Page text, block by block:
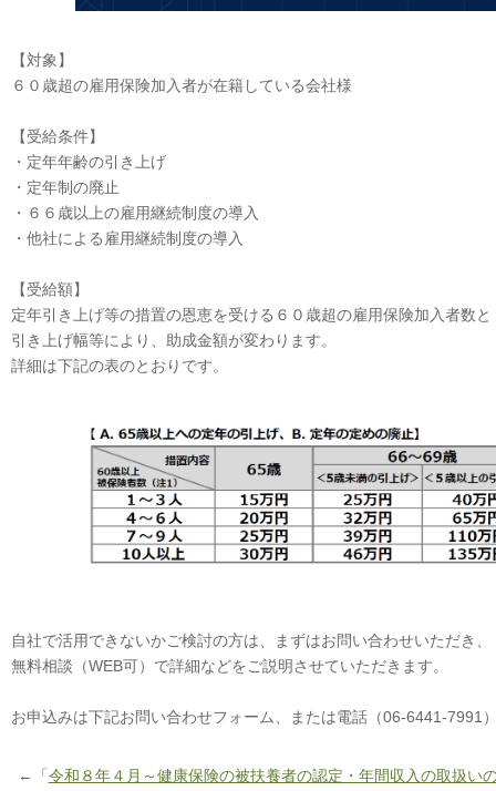
【対象】
６０歳超の雇用保険加入者が在籍している会社様
【受給条件】
・定年年齢の引き上げ
・定年制の廃止
・６６歳以上の雇用継続制度の導入
・他社による雇用継続制度の導入
【受給額】
定年引き上げ等の措置の恩恵を受ける６０歳超の雇用保険加入者数と
引き上げ幅等により、助成金額が変わります。
詳細は下記の表のとおりです。
自社で活用できないかご検討の方は、まずはお問い合わせいただき、
無料相談（WEB可）で詳細などをご説明させていただきます。
お申込みは下記お問い合わせフォーム、または電話（06-6441-7991
←「 令和８年４月～健康保険の被扶養者の認定・年間収入の取扱い